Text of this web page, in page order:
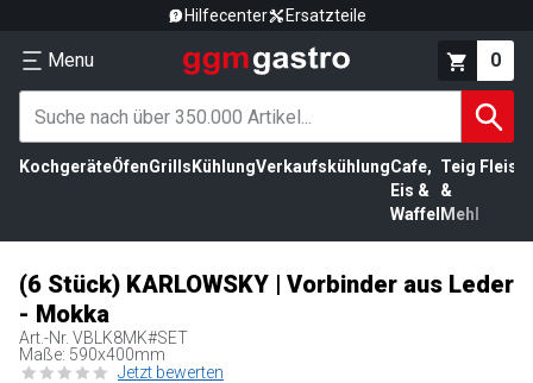
Hilfecenter Ersatzteile
Menu 0
KochgeräteÖfenGrills KühlungVerkaufskühlungCafe,
Eis &
Waffel
Teig
&
Mehl
(6 Stück) KARLOWSKY | Vorbinder aus Leder
- Mokka
Art.-Nr. VBLK8MK#SET
Maße: 590x400mm
Jetzt bewerten